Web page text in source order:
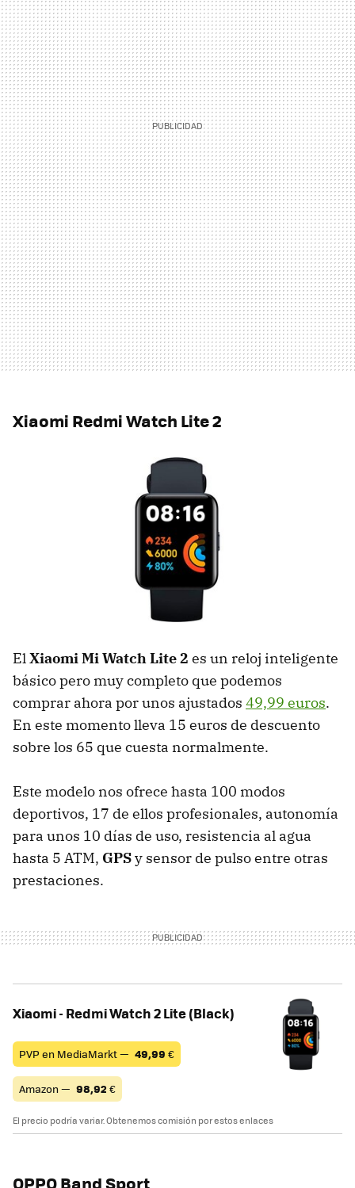
Xiaomi Redmi Watch Lite 2
ElXiaomi Mi Watch Lite 2 es un reloj inteligente
básico pero muy completo que podemos
comprar ahora por unos ajustados 49,99 euros.
En este momento lleva 15 euros de descuento
sobre los 65 que cuesta normalmente.
Este modelo nos ofrece hasta 100 modos
deportivos, 17 de ellos profesionales, autonomía
para unos 10 días de uso, resistencia al agua
hasta 5 ATM, GPSy sensor de pulso entre otras
prestaciones.
Xiaomi - Redmi Watch 2 Lite (Black)
PVP en MediaMarkt — 49,99 €
Amazon — 98,92 €
El precio podría variar. Obtenemos comisión por estos enlaces
OPPO Band Sport